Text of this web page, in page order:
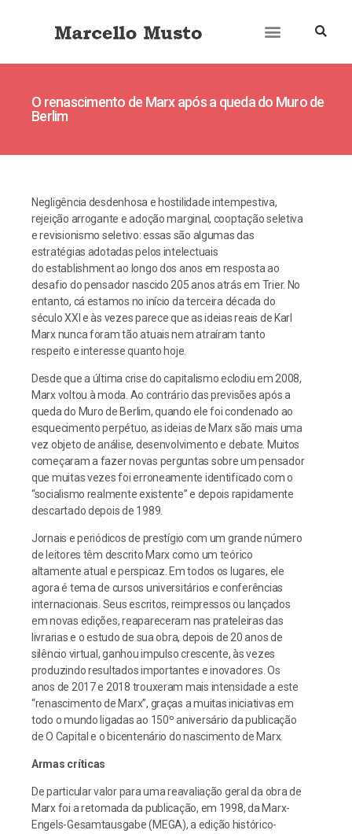
O renascimento de Marx após a queda do Muro de
Berlim
Negligência desdenhosa e hostilidade intempestiva,
rejeição arrogante e adoção marginal, cooptação seletiva
e revisionismo seletivo: essas são algumas das
estratégias adotadas pelos intelectuais
do establishment ao longo dos anos em resposta ao
desafio do pensador nascido 205 anos atrás em Trier. No
entanto, cá estamos no início da terceira década do
século XXI e às vezes parece que as ideias reais de Karl
Marx nunca foram tão atuais nem atraíram tanto
respeito e interesse quanto hoje.
Desde que a última crise do capitalismo eclodiu em 2008,
Marx voltou à moda. Ao contrário das previsões após a
queda do Muro de Berlim, quando ele foi condenado ao
esquecimento perpétuo, as ideias de Marx são mais uma
vez objeto de análise, desenvolvimento e debate. Muitos
começaram a fazer novas perguntas sobre um pensador
que muitas vezes foi erroneamente identificado com o
“socialismo realmente existente” e depois rapidamente
descartado depois de 1989.
Jornais e periódicos de prestígio com um grande número
de leitores têm descrito Marx como um teórico
altamente atual e perspicaz. Em todos os lugares, ele
agora é tema de cursos universitários e conferências
internacionais. Seus escritos, reimpressos ou lançados
em novas edições, reapareceram nas prateleiras das
livrarias e o estudo de sua obra, depois de 20 anos de
silêncio virtual, ganhou impulso crescente, às vezes
produzindo resultados importantes e inovadores. Os
anos de 2017 e 2018 trouxeram mais intensidade a este
“renascimento de Marx”, graças a muitas iniciativas em
todo o mundo ligadas ao 150º aniversário da publicação
de O Capital e o bicentenário do nascimento de Marx.
Armas críticas
De particular valor para uma reavaliação geral da obra de
Marx foi a retomada da publicação, em 1998, da Marx-
Engels-Gesamtausgabe (MEGA), a edição histórico-